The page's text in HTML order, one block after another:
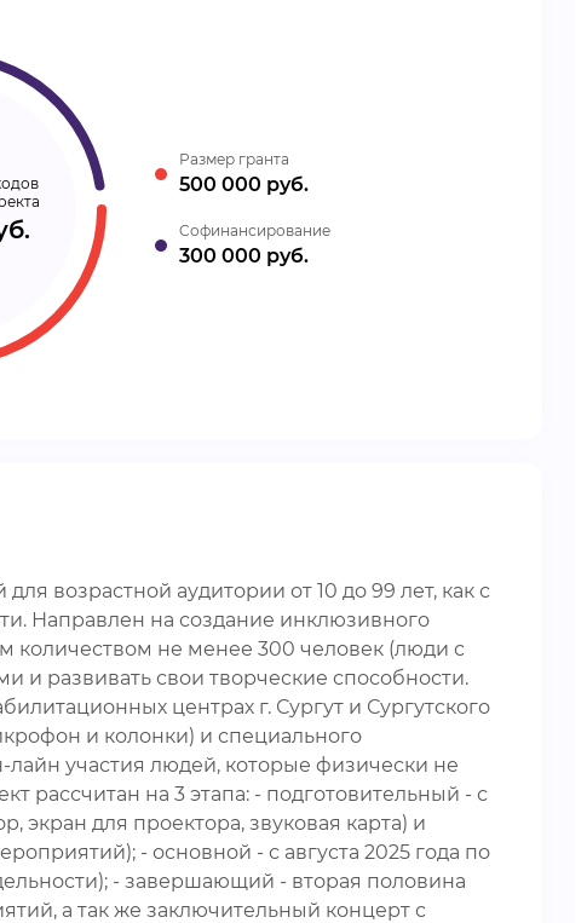
Размер гранта
500 000 руб.
Cофинансирование
300 000 руб.
возрастной аудитории от 10 до 99 лет, как с
Направлен на создание инклюзивного
количеством не менее 300 человек (люди с
и развивать свои творческие способности.
центрах г. Сургут и Сургутского
и колонки) и специального
участия людей, которые физически не
рассчитан на 3 этапа: - подготовительный - с
экран для проектора, звуковая карта) и
- основной - с августа 2025 года по
- завершающий - вторая половина
а так же заключительный концерт с